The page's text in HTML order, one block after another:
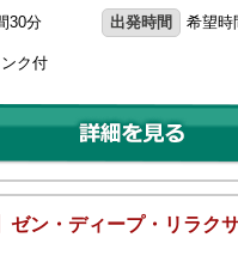
30分 出発時間 希望時
ンク付
ゼン・ディープ・リラク